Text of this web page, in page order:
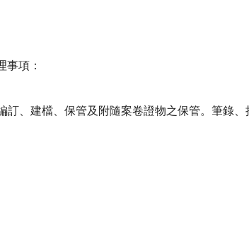
事項：
訂、建檔、保管及附隨案卷證物之保管。筆錄